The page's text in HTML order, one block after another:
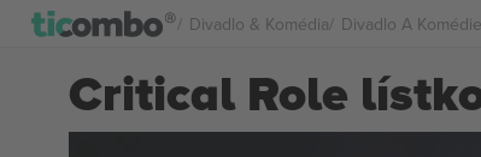
Divadlo & Komédia Divadlo A Komédie
Critical Role